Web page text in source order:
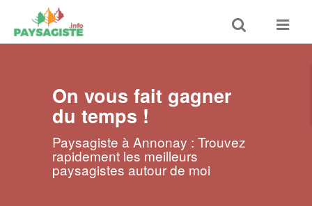
Toggle
search
Toggle
On vous fait gagner
du temps !
Paysagiste à Annonay : Trouvez
rapidement les meilleurs
paysagistes autour de moi